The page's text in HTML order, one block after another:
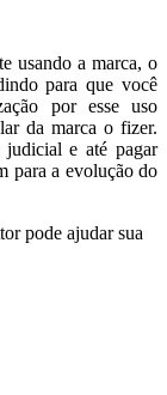
usando a marca, o
para que você
por esse uso
da marca o fizer.
e até pagar
para a evolução do
pode ajudar sua